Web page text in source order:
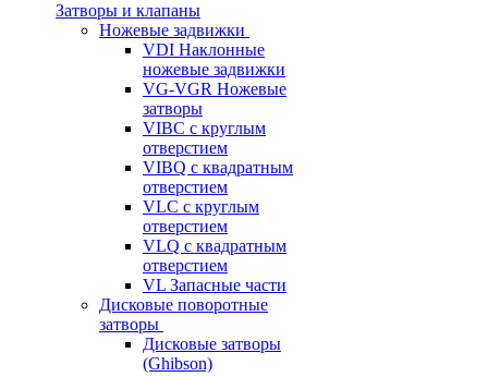
Затворы и клапаны
Ножевые задвижки
VDI Наклонные
ножевые задвижки
VG-VGR Ножевые
затворы
VIBC с круглым
отверстием
VIBQ с квадратным
отверстием
VLC с круглым
отверстием
VLQ с квадратным
отверстием
VL Запасные части
Дисковые поворотные
затворы
Дисковые затворы
(Ghibson)